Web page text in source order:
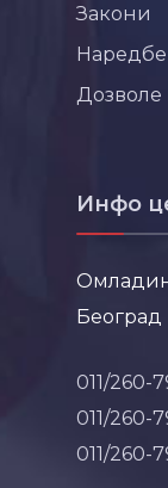
Закони
Наредбе
Дозволе
Инфо
Београд
011/260-
011/260-
011/260-